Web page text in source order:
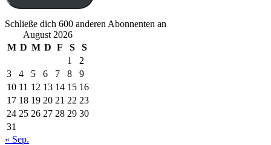
Schließe dich 600 anderen Abonnenten an
August 2026
M D M D F S
S
1
2
3
4 5 6 7 8
9
10 11 12 13 14 15 16
17 18 19 20 21 22 23
24 25 26 27 28 29 30
31
« Sep.